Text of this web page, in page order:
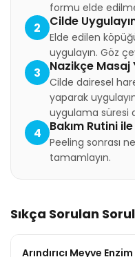
formu elde
2 Cilde
Elde edilen
uygulayın. Göz
3 Nazikçe Masaj
Cilde dairesel
yaparak
uygulama süresi
4 Bakım Rutini
Peeling sonrası
tamamlayın.
Sıkça Sorulan
Arındırıcı Meyve